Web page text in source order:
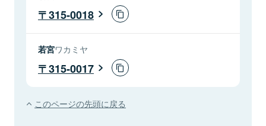
315-0018
若宮ワカミヤ
315-0017
このページの先頭に戻る